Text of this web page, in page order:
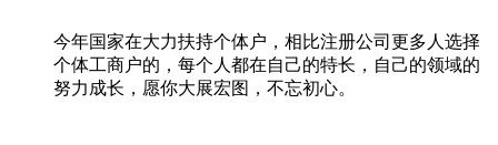
今年国家在大力扶持个体户，相比注册公司更多人选择
个体工商户的，每个人都在自己的特长，自己的领域的
努力成长，愿你大展宏图，不忘初心。